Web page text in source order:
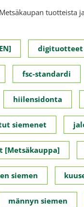
tuotteista
digituotteet
fsc-standardi
hiilensidonta
siemenet
[Metsäkauppa]
siemen
männyn siemen